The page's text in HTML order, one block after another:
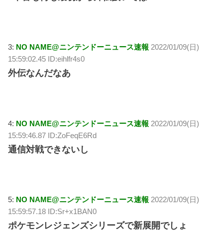
3: NO NAME@ニンテンドーニュース速報 2022/01/09(日)
15:59:02.45 ID:eihlfr4s0
外伝なんだなあ
4: NO NAME@ニンテンドーニュース速報 2022/01/09(日)
15:59:46.87 ID:ZoFeqE6Rd
通信対戦できないし
5: NO NAME@ニンテンドーニュース速報 2022/01/09(日)
15:59:57.18 ID:Sr+x1BAN0
ポケモンレジェンズシリーズで新展開でしょ